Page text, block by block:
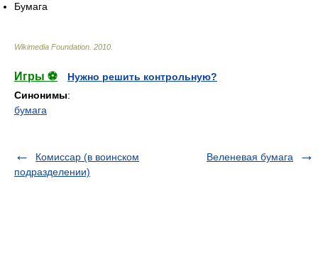
Бумага
Wikimedia Foundation. 2010.
Игры ⚽
Нужно решить контрольную?
Синонимы:
бумага
Комиссар (в воинском
подразделении)
Веленевая бумага